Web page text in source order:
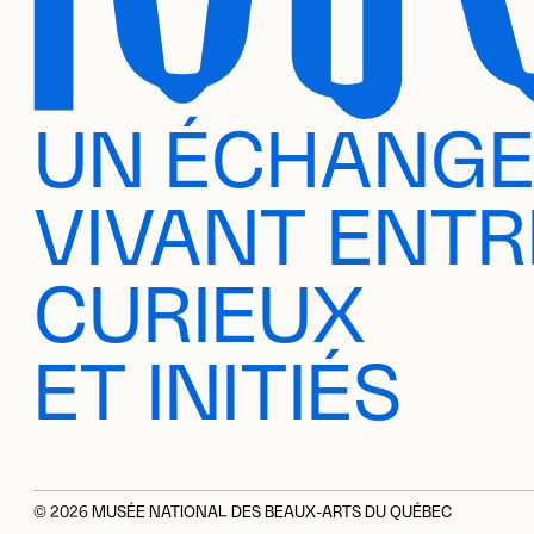
UN ÉCHANGE
VIVANT
CURIEUX
ET INITIÉS
© 2026 MUSÉE NATIONAL DES BEAUX-ARTS DU QUÉBEC